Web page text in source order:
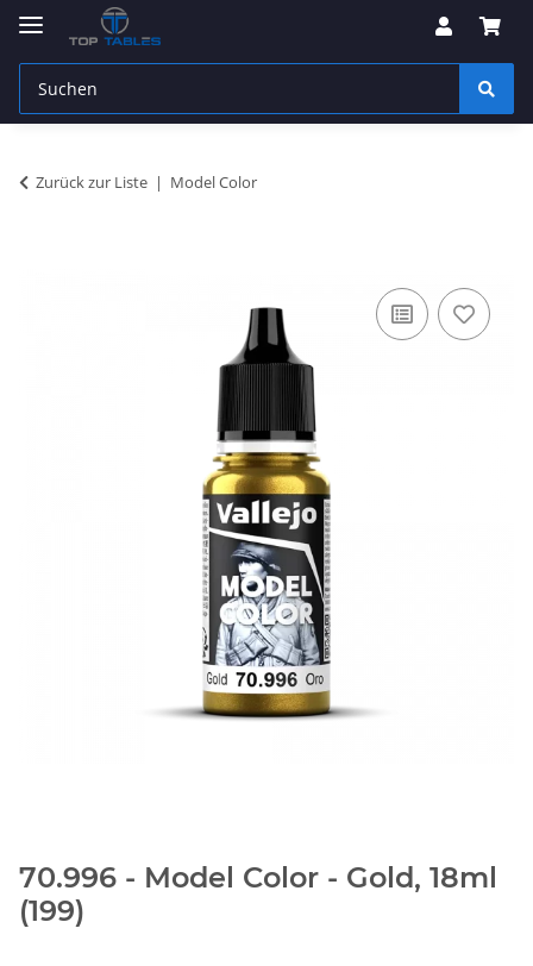
Zurück zur Liste Model Color
70.996 - Model Color - Gold, 18ml
(199)